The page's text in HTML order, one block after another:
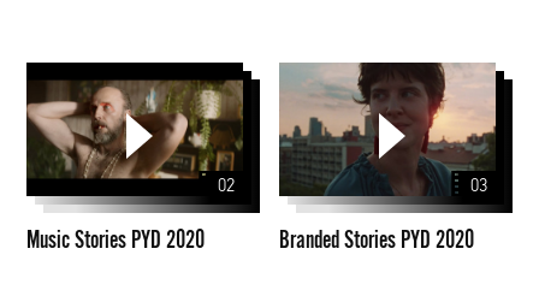
Stories
PYD
2020
02
Music Stories PYD 2020
Branded
PYD
2020
03
Branded Stories PYD 2020